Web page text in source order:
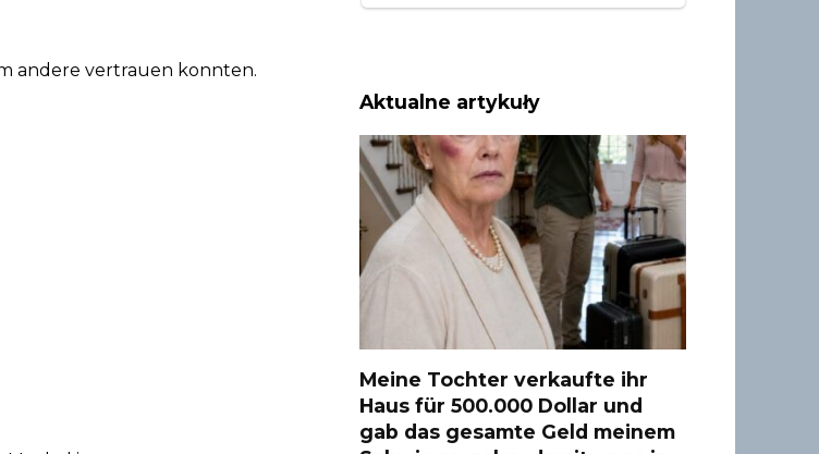
andere vertrauen konnten.
Aktualne artykuły
Meine Tochter verkaufte ihr
Haus für 500.000 Dollar und
gab das gesamte Geld meinem